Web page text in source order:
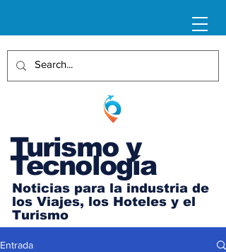
Turismo y
Tecnología
Noticias para la industria de
los Viajes, los Hoteles y el
Turismo
Entrada